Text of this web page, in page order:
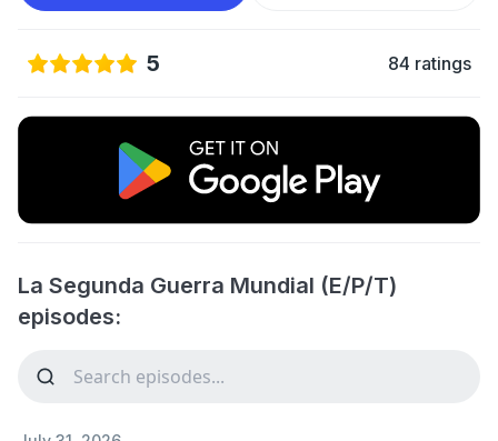
5 84 ratings
La Segunda Guerra Mundial (E/P/T)
episodes: